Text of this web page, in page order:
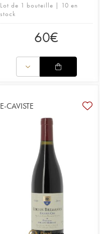
Lot de 1 bouteille | 10 en
stock
60€
E-CAVISTE